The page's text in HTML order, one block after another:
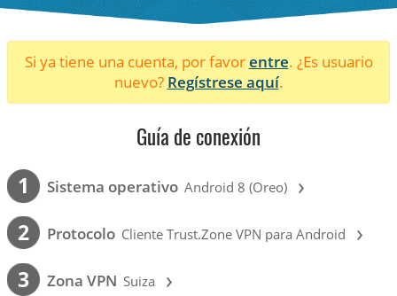
Si ya tiene una cuenta, por favorentre. ¿Es usuario
nuevo? Regístrese aquí.
Guía de conexión
1 Sistema operativo Android 8 (Oreo) ›
2 Protocolo Cliente Trust.Zone VPN para Android ›
3 Zona VPN Suiza ›